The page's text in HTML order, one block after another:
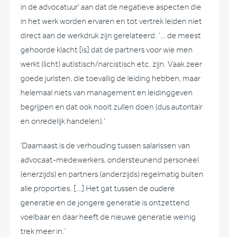
in de advocatuur’ aan dat de negatieve aspecten die
in het werk worden ervaren en tot vertrek leiden niet
direct aan de werkdruk zijn gerelateerd: ‘… de meest
gehoorde klacht [is] dat de partners voor wie men
werkt (licht) autistisch/narcistisch etc. zijn. Vaak zeer
goede juristen, die toevallig de leiding hebben, maar
helemaal niets van management en leidinggeven
begrijpen en dat ook nooit zullen doen (dus autoritair
en onredelijk handelen).’
‘Daarnaast is de verhouding tussen salarissen van
advocaat-medewerkers, ondersteunend personeel
(enerzijds) en partners (anderzijds) regelmatig buiten
alle proporties. […] Het gat tussen de oudere
generatie en de jongere generatie is ontzettend
voelbaar en daar heeft de nieuwe generatie weinig
trek meer in.’